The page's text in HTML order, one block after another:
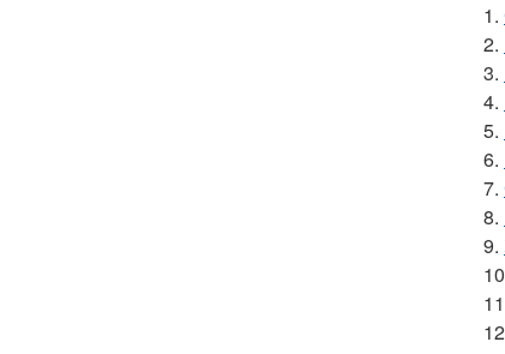
1.
2.
3.
4.
5.
6.
7.
8.
9.